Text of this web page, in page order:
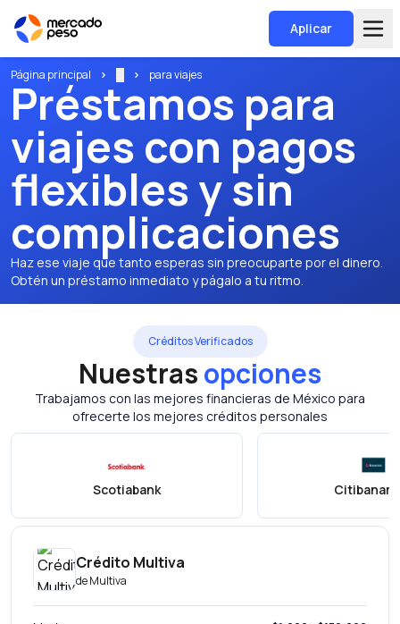
Aplicar
Página principal para viajes
Préstamos para
viajes con pagos
flexibles y sin
complicaciones
Haz ese viaje que tanto esperas sin preocuparte por el dinero.
Obtén un préstamo inmediato y págalo a tu ritmo.
Créditos Verificados
Nuestrasopciones
Trabajamos con las mejores financieras de México para
ofrecerte los mejores créditos personales
Scotiabank
Crédito Multiva
deMultiva